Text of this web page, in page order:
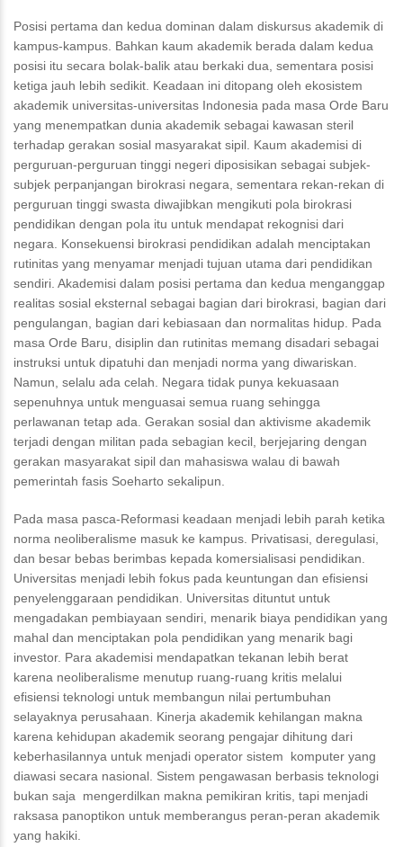
Posisi pertama dan kedua dominan dalam diskursus akademik di
kampus-kampus. Bahkan kaum akademik berada dalam kedua
posisi itu secara bolak-balik atau berkaki dua, sementara posisi
ketiga jauh lebih sedikit. Keadaan ini ditopang oleh ekosistem
akademik universitas-universitas Indonesia pada masa Orde Baru
yang menempatkan dunia akademik sebagai kawasan steril
terhadap gerakan sosial masyarakat sipil. Kaum akademisi di
perguruan-perguruan tinggi negeri diposisikan sebagai subjek-
subjek perpanjangan birokrasi negara, sementara rekan-rekan di
perguruan tinggi swasta diwajibkan mengikuti pola birokrasi
pendidikan dengan pola itu untuk mendapat rekognisi dari
negara. Konsekuensi birokrasi pendidikan adalah menciptakan
rutinitas yang menyamar menjadi tujuan utama dari pendidikan
sendiri. Akademisi dalam posisi pertama dan kedua menganggap
realitas sosial eksternal sebagai bagian dari birokrasi, bagian dari
pengulangan, bagian dari kebiasaan dan normalitas hidup. Pada
masa Orde Baru, disiplin dan rutinitas memang disadari sebagai
instruksi untuk dipatuhi dan menjadi norma yang diwariskan.
Namun, selalu ada celah. Negara tidak punya kekuasaan
sepenuhnya untuk menguasai semua ruang sehingga
perlawanan tetap ada. Gerakan sosial dan aktivisme akademik
terjadi dengan militan pada sebagian kecil, berjejaring dengan
gerakan masyarakat sipil dan mahasiswa walau di bawah
pemerintah fasis Soeharto sekalipun.
Pada masa pasca-Reformasi keadaan menjadi lebih parah ketika
norma neoliberalisme masuk ke kampus. Privatisasi, deregulasi,
dan besar bebas berimbas kepada komersialisasi pendidikan.
Universitas menjadi lebih fokus pada keuntungan dan efisiensi
penyelenggaraan pendidikan. Universitas dituntut untuk
mengadakan pembiayaan sendiri, menarik biaya pendidikan yang
mahal dan menciptakan pola pendidikan yang menarik bagi
investor. Para akademisi mendapatkan tekanan lebih berat
karena neoliberalisme menutup ruang-ruang kritis melalui
efisiensi teknologi untuk membangun nilai pertumbuhan
selayaknya perusahaan. Kinerja akademik kehilangan makna
karena kehidupan akademik seorang pengajar dihitung dari
keberhasilannya untuk menjadi operator sistem komputer yang
diawasi secara nasional. Sistem pengawasan berbasis teknologi
bukan saja mengerdilkan makna pemikiran kritis, tapi menjadi
raksasa panoptikon untuk memberangus peran-peran akademik
yang hakiki.